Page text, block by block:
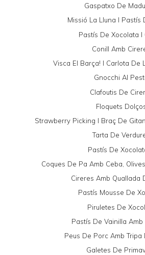
Gaspatxo De
Missió La Lluna I Pastís
Pastís De Xocolata I
Conill Amb
Visca El Barça! I Carlota De
Gnocchi Al
Clafoutis De
Floquets
Strawberry Picking I Braç De
Tarta De
Pastís De
Coques De Pa Amb Ceba,
Cireres Amb Quallada
Pastís Mousse De
Piruletes De
Pastís De Vainilla Amb
Peus De Porc Amb Tripa
Galetes De